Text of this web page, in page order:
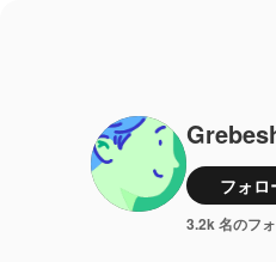
フォロ
3.2k 名のフ